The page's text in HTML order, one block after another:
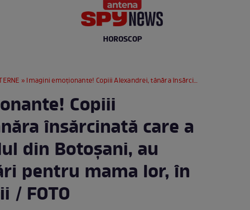
HOROSCOP
» Imagini emoționante! Copiii Alexandrei, tânăra însărcinată care a murit la spitalul din Botoșani, au aprins lumânări pentru mama lor, în fața prefecturii / FOTO
Copiii
însărcinată care a
din Botoșani, au
pentru mama lor, în
FOTO